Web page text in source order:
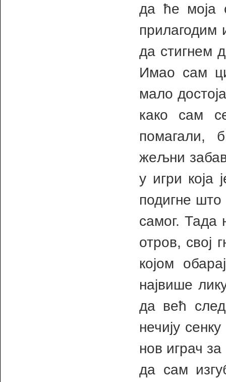
да ће моја
да стигнем
Имао сам
мало
како сам
помагали,
жељни
у игри која
подигне што
самог. Тада
отров, свој
којом
највише
да већ
нечију
нов играч
да сам